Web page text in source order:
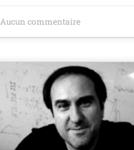
Aucun commentaire